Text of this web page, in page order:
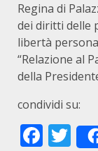
Regina di
dei diritti delle
libertà
“Relazione al
della
condividi su: